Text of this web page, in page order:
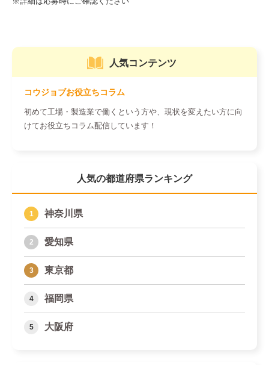
人気コンテンツ
コウジョブお役立ちコラム
初めて工場・製造業で働くという方や、現状を変えたい方に向
けてお役立ちコラム配信しています！
人気の都道府県ランキング
神奈川県
愛知県
東京都
福岡県
大阪府